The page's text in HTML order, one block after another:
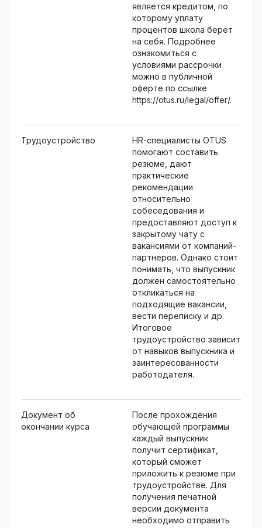
является кредитом, по
которому уплату
процентов школа берет
на себя. Подробнее
ознакомиться с
условиями рассрочки
можно в публичной
оферте по ссылке
https://otus.ru/legal/offer/.
Трудоустройство
HR-специалисты OTUS
помогают составить
резюме, дают
практические
рекомендации
относительно
собеседования и
предоставляют доступ к
закрытому чату с
вакансиями от компаний-
партнеров. Однако стоит
понимать, что выпускник
должен самостоятельно
откликаться на
подходящие вакансии,
вести переписку и др.
Итоговое
трудоустройство зависит
от навыков выпускника и
заинтересованности
работодателя.
Документ об
окончании курса
После прохождения
обучающей программы
каждый выпускник
получит сертификат,
который сможет
приложить к резюме при
трудоустройстве. Для
получения печатной
версии документа
необходимо отправить